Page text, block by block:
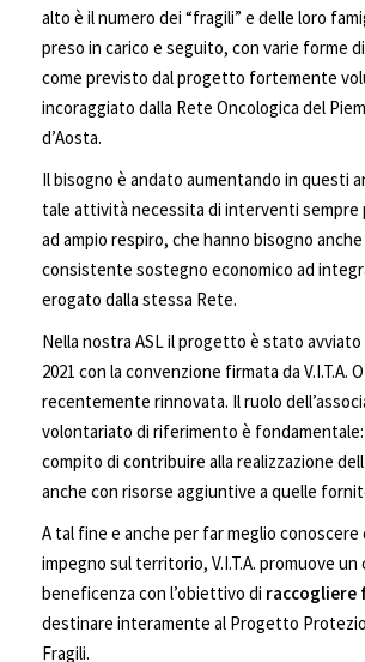
alto è il numero dei “fragili” e delle loro
preso in carico e seguito, con varie forme
come previsto dal progetto fortemente
incoraggiato dalla Rete Oncologica del
d’Aosta.
Il bisogno è andato aumentando in questi
tale attività necessita di interventi sempre
ad ampio respiro, che hanno bisogno
consistente sostegno economico ad
erogato dalla stessa Rete.
Nella nostra ASL il progetto è stato
2021 con la convenzione firmata da V.I.T.A.
recentemente rinnovata. Il ruolo
volontariato di riferimento è fondamentale:
compito di contribuire alla realizzazione
anche con risorse aggiuntive a quelle
A tal fine e anche per far meglio
impegno sul territorio, V.I.T.A. promuove
beneficenza con l’obiettivo di raccogliere
destinare interamente al Progetto
Fragili.